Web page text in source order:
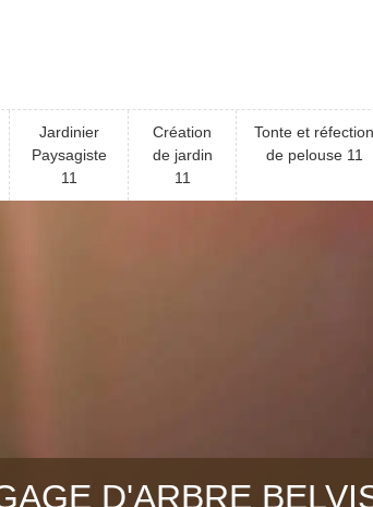
Jardinier
Paysagiste
11
Création
de jardin
11
Tonte et réfection
de pelouse 11
D'ARBRE